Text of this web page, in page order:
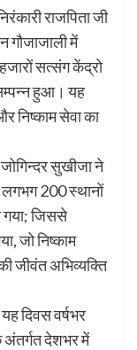
राजपिता जी
गौजाजाली में
सत्संग केंद्रो
हुआ। यह
निष्काम सेवा का
सुखीजा ने
लगभग 200 स्थानों
गया; जिससे
जो निष्काम
जीवंत अभिव्यक्ति
दिवस वर्षभर
अंतर्गत देशभर में